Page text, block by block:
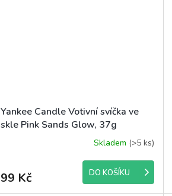
Yankee Candle Votivní svíčka ve
skle Pink Sands Glow, 37g
Skladem (>5 ks)
99 Kč DO KOŠÍKU